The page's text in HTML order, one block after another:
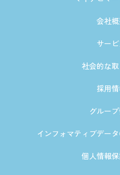
会社
サー
社会的な
採用
グルー
インフォマティブデー
個人情報